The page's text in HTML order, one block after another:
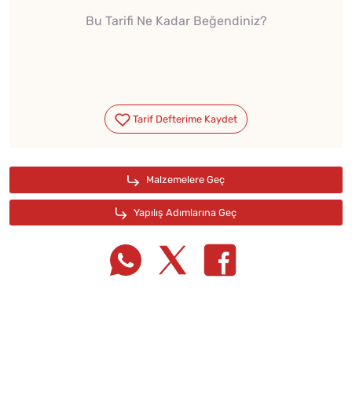
Bu Tarifi Ne Kadar Beğendiniz?